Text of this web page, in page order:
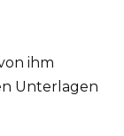
ihm
Unterlagen